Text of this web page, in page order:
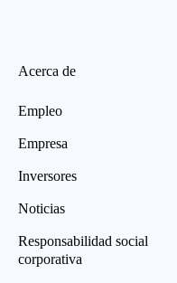
Acerca de
Empleo
Empresa
Inversores
Noticias
Responsabilidad social
corporativa